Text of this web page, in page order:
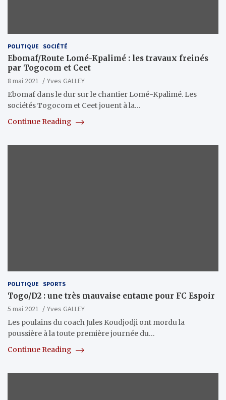
POLITIQUE SOCIÉTÉ
Ebomaf/Route Lomé-Kpalimé : les travaux freinés
par Togocom et Ceet
8 mai 2021
Yves GALLEY
Ebomaf dans le dur sur le chantier Lomé-Kpalimé. Les
sociétés Togocom et Ceet jouent à la…
Continue Reading
POLITIQUE SPORTS
Togo/D2 : une très mauvaise entame pour FC Espoir
5 mai 2021
Yves GALLEY
Les poulains du coach Jules Koudjodji ont mordu la
poussière à la toute première journée du…
Continue Reading